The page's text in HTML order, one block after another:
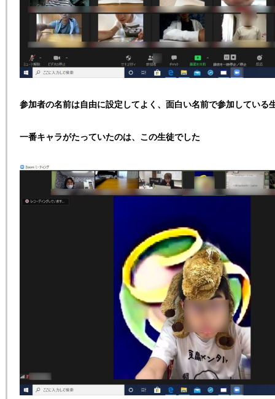
参加者の名前は自由に設定してよく、面白い名前で参加している
一番キャラがたっていたのは、この生徒でした